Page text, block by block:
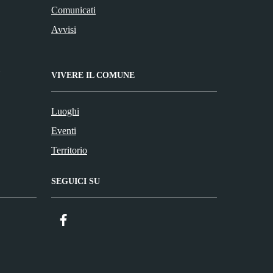
Comunicati
Avvisi
VIVERE IL COMUNE
Luoghi
Eventi
Territorio
SEGUICI SU